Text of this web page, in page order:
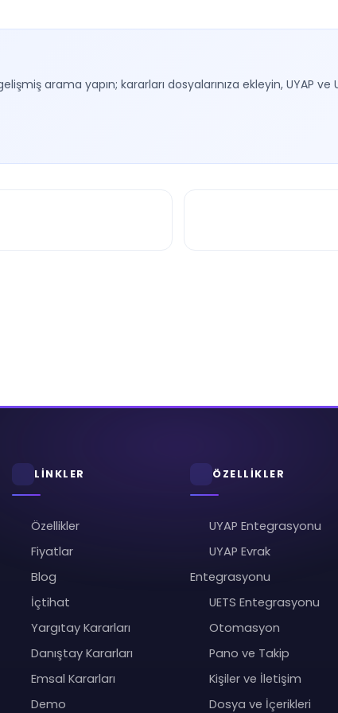
arama yapın; kararları dosyalarınıza ekleyin, UYAP
LİNKLER
Özellikler
Fiyatlar
Blog
İçtihat
Yargıtay Kararları
Danıştay Kararları
Emsal Kararları
Demo
ÖZELLİKLER
UYAP Entegrasyonu
UYAP Evrak
Entegrasyonu
UETS Entegrasyonu
Otomasyon
Pano ve Takip
Kişiler ve İletişim
Dosya ve İçerikleri